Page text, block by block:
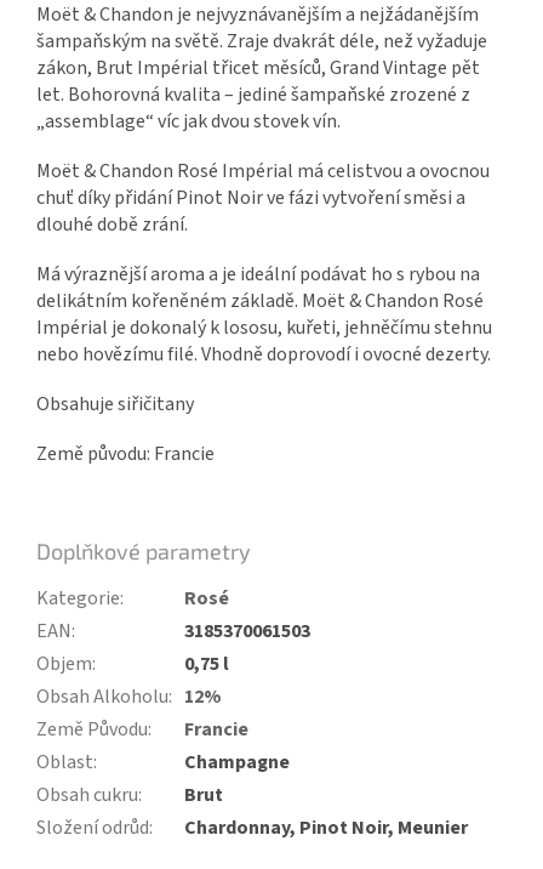
Moët & Chandon je nejvyznávanějším a nejžádanějším
šampaňským na světě. Zraje dvakrát déle, než vyžaduje
zákon, Brut Impérial třicet měsíců, Grand Vintage pět
let. Bohorovná kvalita – jediné šampaňské zrozené z
„assemblage“ víc jak dvou stovek vín.
Moët & Chandon Rosé Impérial má celistvou a ovocnou
chuť díky přidání Pinot Noir ve fázi vytvoření směsi a
dlouhé době zrání.
Má výraznější aroma a je ideální podávat ho s rybou na
delikátním kořeněném základě. Moët & Chandon Rosé
Impérial je dokonalý k lososu, kuřeti, jehněčímu stehnu
nebo hovězímu filé. Vhodně doprovodí i ovocné dezerty.
Obsahuje siřičitany
Země původu: Francie
Doplňkové parametry
Kategorie:
Rosé
EAN:
3185370061503
Objem:
0,75 l
Obsah Alkoholu: 12%
Země Původu:
Francie
Oblast:
Champagne
Obsah cukru:
Brut
Složení odrůd: Chardonnay, Pinot Noir, Meunier